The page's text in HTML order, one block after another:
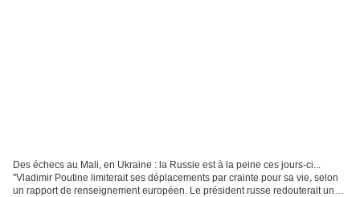
Des échecs au Mali, en Ukraine : la Russie est à la peine ces jours-ci...
"Vladimir Poutine limiterait ses déplacements par crainte pour sa vie, selon
un rapport de renseignement européen. Le président russe redouterait une